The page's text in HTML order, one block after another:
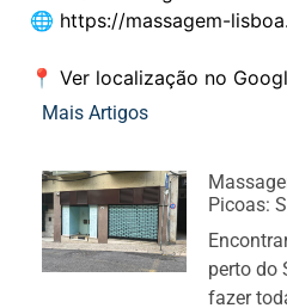
🌐 https://massagem-
📍 Ver localização no
Mais Artigos
Picoas:
perto do
fazer